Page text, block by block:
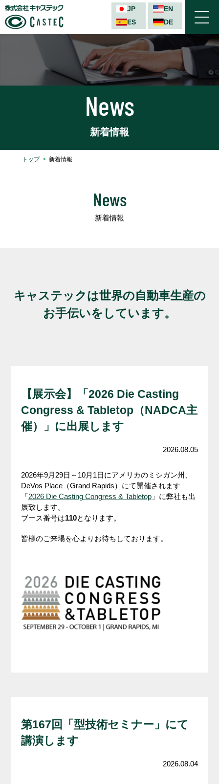
JP
EN
ES
DE
News
新着情報
トップ 新着情報
News
新着情報
キャステックは世界の自動車生産の
お手伝いをしています。
【展示会】「2026 Die Casting
Congress & Tabletop（NADCA主
催）」に出展します
2026.08.05
2026年9月29日～10月1日にアメリカのミシガン州、
DeVos Place（Grand Rapids）にて開催されます
「2026 Die Casting Congress & Tabletop」に弊社も出
展致します。
ブース番号は110となります。
皆様のご来場を心よりお待ちしております。
第167回「型技術セミナー」にて
講演します
2026.08.04